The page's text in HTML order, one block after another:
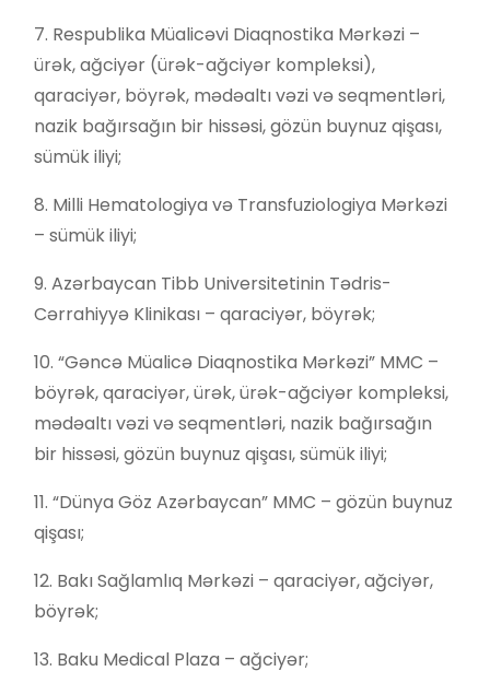
7. Respublika Müalicəvi Diaqnostika Mərkəzi –
ürək, ağciyər (ürək-ağciyər kompleksi),
qaraciyər, böyrək, mədəaltı vəzi və seqmentləri,
nazik bağırsağın bir hissəsi, gözün buynuz qişası,
sümük iliyi;
8. Milli Hematologiya və Transfuziologiya Mərkəzi
– sümük iliyi;
9. Azərbaycan Tibb Universitetinin Tədris-
Cərrahiyyə Klinikası – qaraciyər, böyrək;
10. “Gəncə Müalicə Diaqnostika Mərkəzi” MMC –
böyrək, qaraciyər, ürək, ürək-ağciyər kompleksi,
mədəaltı vəzi və seqmentləri, nazik bağırsağın
bir hissəsi, gözün buynuz qişası, sümük iliyi;
11. “Dünya Göz Azərbaycan” MMC – gözün buynuz
qişası;
12. Bakı Sağlamlıq Mərkəzi – qaraciyər, ağciyər,
böyrək;
13. Baku Medical Plaza – ağciyər;